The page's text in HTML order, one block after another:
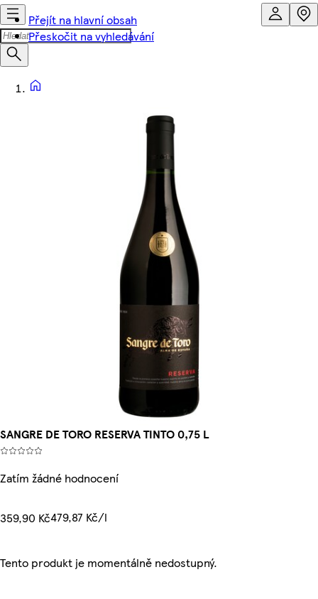
Přejít na hlavní obsah
Přeskočit na vyhledávání
SANGRE DE TORO RESERVA TINTO 0,75 L
Zatím žádné hodnocení
359,90 Kč479,87 Kč/l
Tento produkt je momentálně nedostupný.